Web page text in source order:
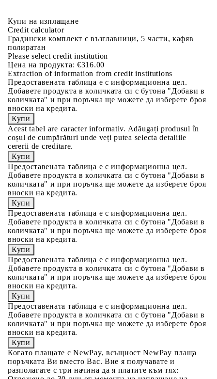
Купи на изплащане
Credit calculator
Градински комплект с възглавници, 5 части, кафяв
полиратан
Please select credit institution
Цена на продукта: €316.00
Extraction of information from credit institutions
Предоставената таблица е с информационна цел.
Добавете продукта в количката си с бутона "Добави в
количката" и при поръчка ще можете да изберете броя
вноски на кредита.
Acest tabel are caracter informativ. Adăugați produsul în
coșul de cumpărături unde veți putea selecta detaliile
cererii de creditare.
Предоставената таблица е с информационна цел.
Добавете продукта в количката си с бутона "Добави в
количката" и при поръчка ще можете да изберете броя
вноски на кредита.
Предоставената таблица е с информационна цел.
Добавете продукта в количката си с бутона "Добави в
количката" и при поръчка ще можете да изберете броя
вноски на кредита.
Предоставената таблица е с информационна цел.
Добавете продукта в количката си с бутона "Добави в
количката" и при поръчка ще можете да изберете броя
вноски на кредита.
Предоставената таблица е с информационна цел.
Добавете продукта в количката си с бутона "Добави в
количката" и при поръчка ще можете да изберете броя
вноски на кредита.
Когато плащате с NewPay, всъщност NewPay плаща
поръчката Ви вместо Вас. Вие я получавате и
разполагате с три начина да я платите към тях: